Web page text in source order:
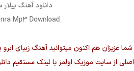
دانلود آهنگ ییلار
Mp3 Download
شما عزیزان هم اکنون میتوانید آهنگ زیبای ابرو
اصلی از سایت موزیک اولمز با لینک مستقیم